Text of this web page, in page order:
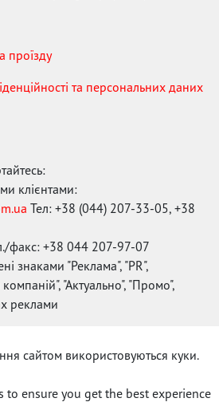
проїзду
та персональних даних
клієнтами:
Тел: +38 (044) 207-33-05, +38
факс: +38 044 207-97-07
знаками "Реклама", "PR",
"Актуально", "Промо",
реклами
сайтом використовуються куки.
to ensure you get the best experience